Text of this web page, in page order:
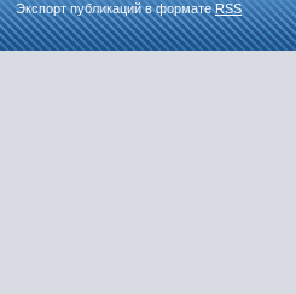
Экспорт публикаций в форматеRSS